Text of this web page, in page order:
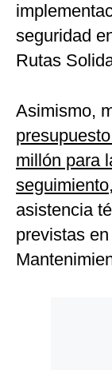
seguridad
Rutas
Asimismo,
millón para
seguimiento
asistencia
previstas